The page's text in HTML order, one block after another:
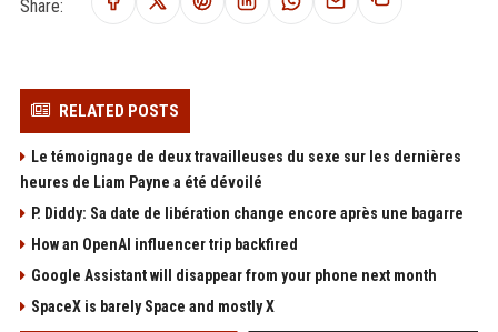
Share:
RELATED POSTS
Le témoignage de deux travailleuses du sexe sur les dernières
heures de Liam Payne a été dévoilé
P. Diddy: Sa date de libération change encore après une bagarre
How an OpenAI influencer trip backfired
Google Assistant will disappear from your phone next month
SpaceX is barely Space and mostly X